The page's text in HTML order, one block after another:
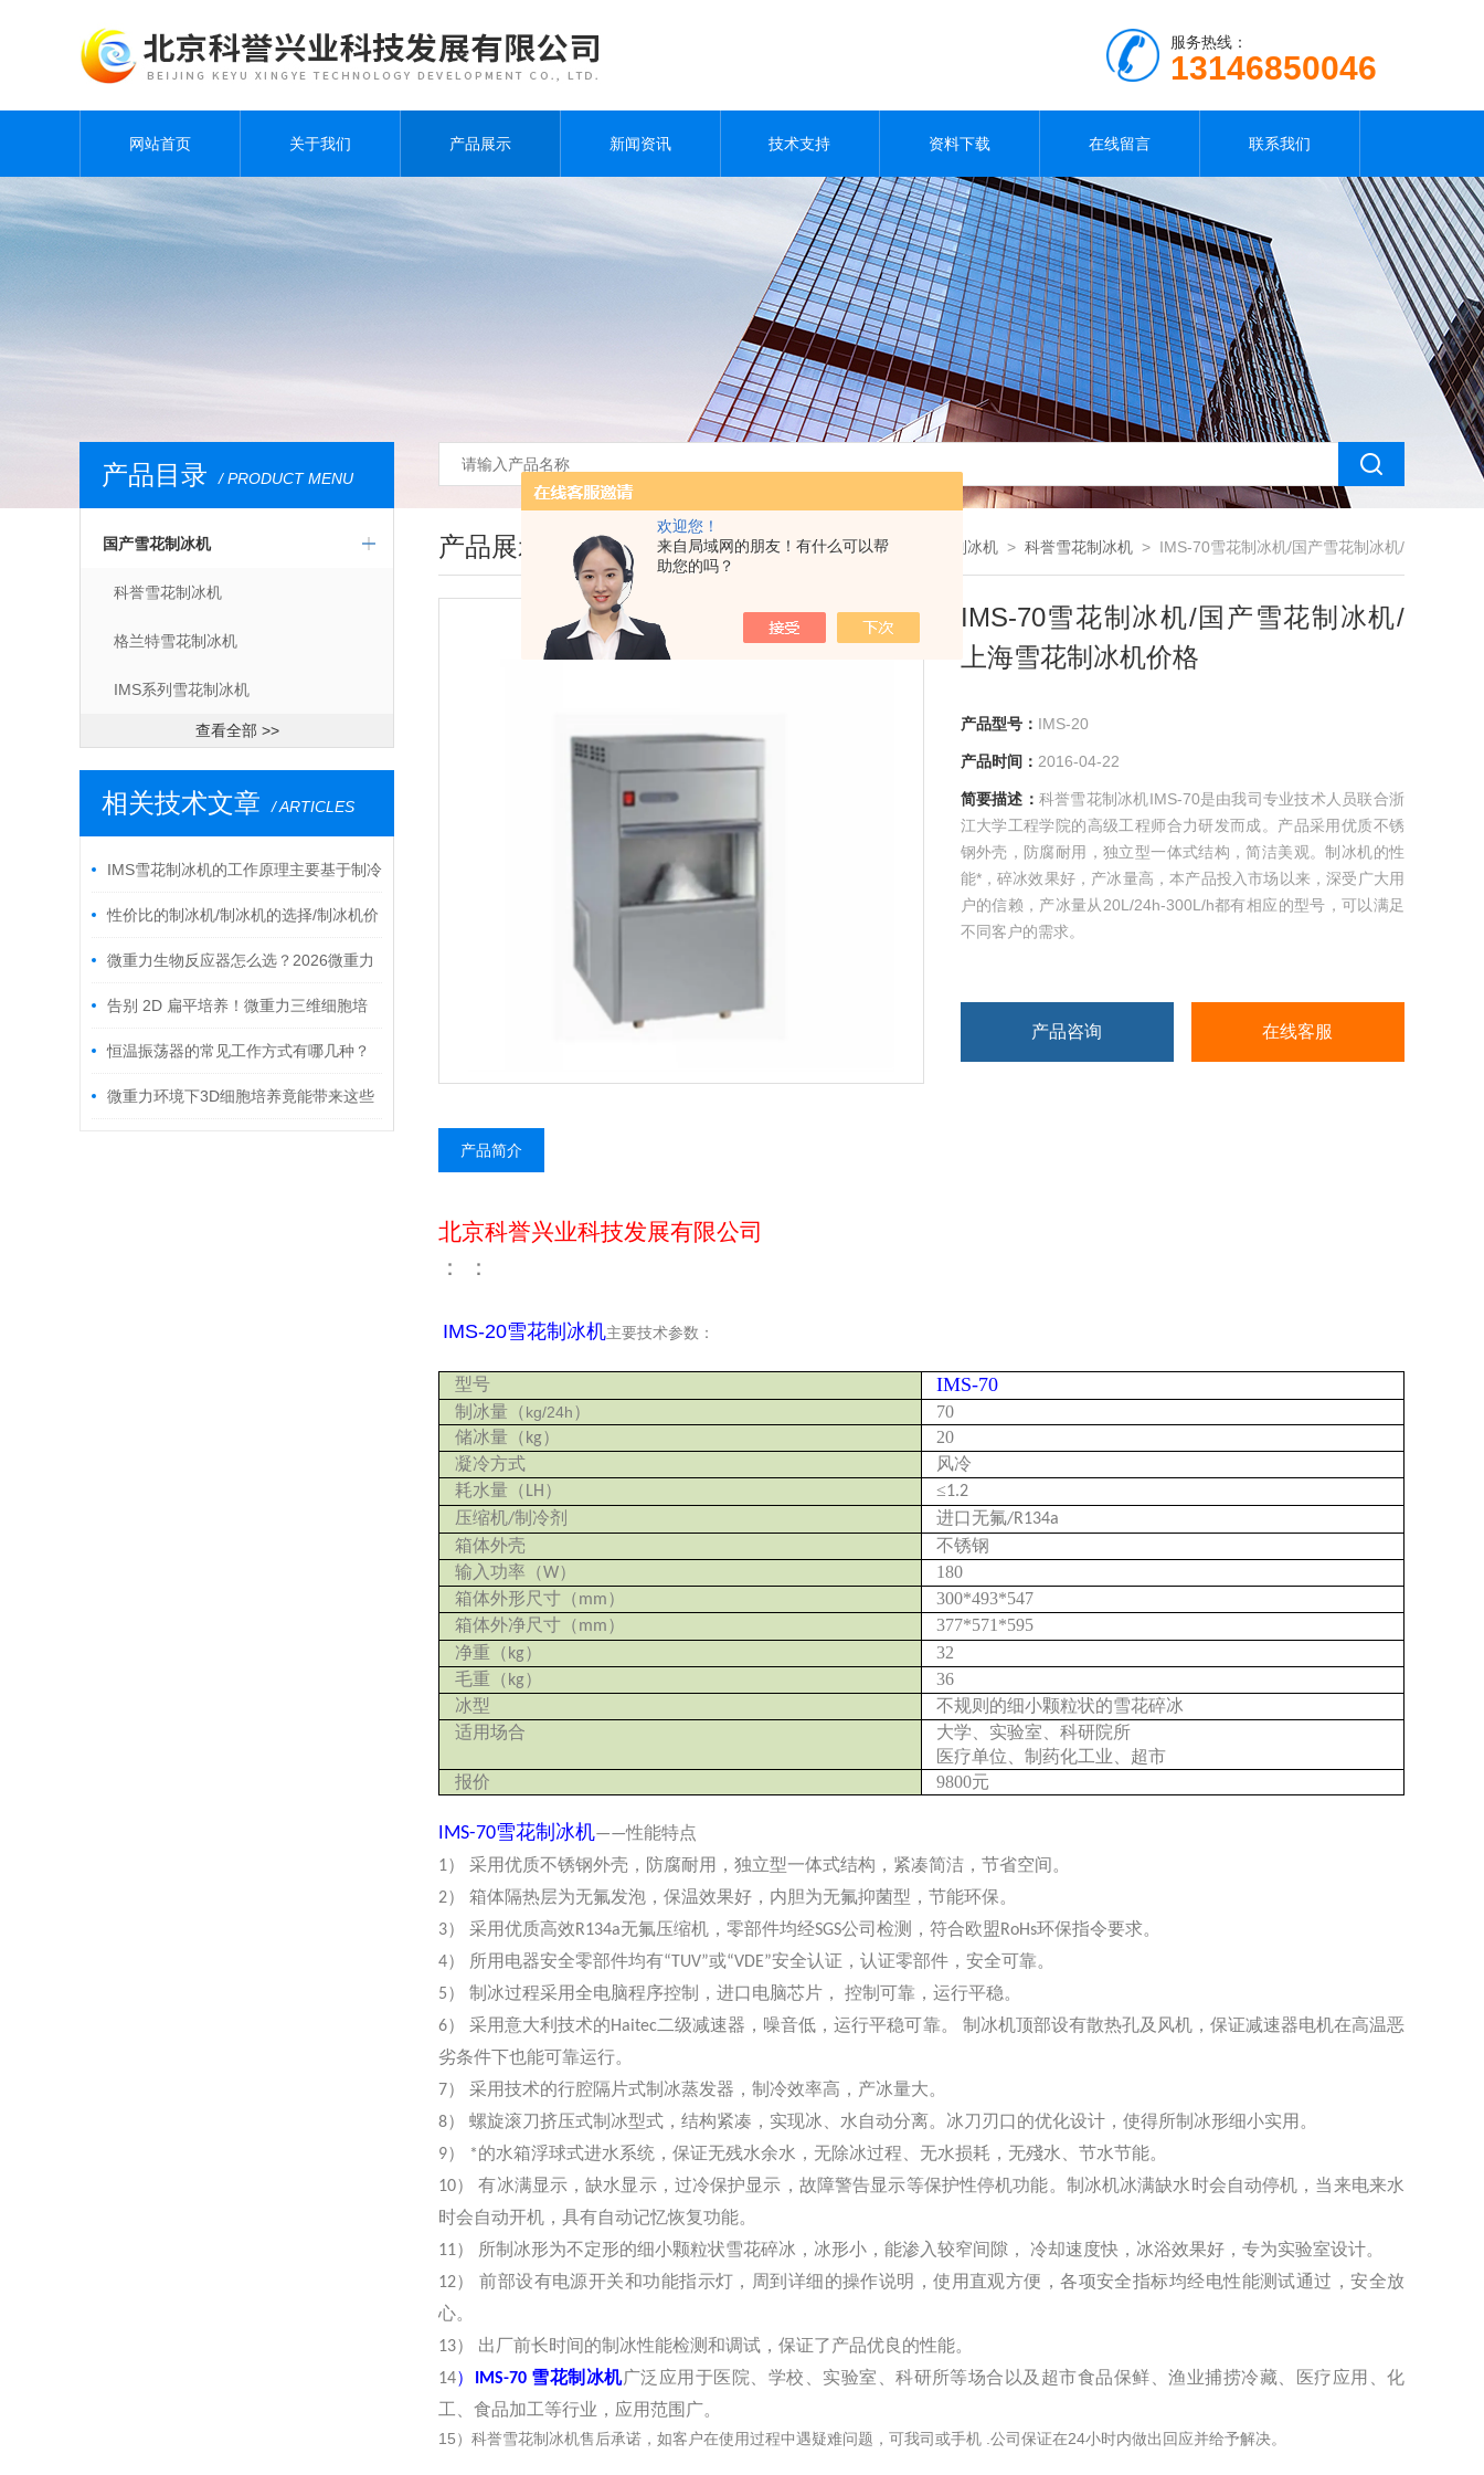
欢迎您！
来自局域网的朋友！有什么可以帮
助您的吗？
服务热线：
13146850046
网站首页 关于我们 产品展示 新闻资讯 技术支持 资料下载 在线留言 联系我们
产品目录 / PRODUCT MENU
国产雪花制冰机
科誉雪花制冰机
格兰特雪花制冰机
IMS系列雪花制冰机
查看全部 >>
相关技术文章 / ARTICLES
IMS雪花制冰机的工作原理主要基于制冷
循环性价比的制冰机/制冰机的选择/制冰机价
格/雪花制冰机
微重力生物反应器怎么选？2026微重力
生物反应器采购避坑指南与生产厂家优选
名录
告别 2D 扁平培养！微重力三维细胞培
养系统，让实验更贴近体内真相
恒温振荡器的常见工作方式有哪几种？
微重力环境下3D细胞培养竟能带来这些
产品展示 您现在的位置：首页>产品展示> 国产雪花制冰机 > 科誉雪花制冰机 > IMS-70雪花制冰机/国产雪花制冰机/
上海雪花制冰机价格
IMS-70雪花制冰机/国产雪花制冰机/
上海雪花制冰机价格
产品型号： IMS-20
产品时间： 2016-04-22
简要描述： 科誉雪花制冰机IMS-70是由我司专业技术人员联合浙
江大学工程学院的高级工程师合力研发而成。产品采用优质不锈
钢外壳，防腐耐用，独立型一体式结构，简洁美观。制冰机的性
能*，碎冰效果好，产冰量高，本产品投入市场以来，深受广大用
户的信赖，产冰量从20L/24h-300L/h都有相应的型号，可以满足
不同客户的需求。
产品咨询 在线客服
产品简介
北京科誉兴业科技发展有限公司
：
：
IMS-20雪花制冰机主要技术参数：
型号 IMS-70
制冰量（kg/24h）
70
储冰量（ kg）
20
凝冷方式
风冷
耗水量（ LH ） ≤1.2
压缩机/制冷剂 进口无氟/R134a
箱体外壳
不锈钢
输入功率 （W）
180
箱体外形尺寸（mm）
300*493*547
箱体外净尺寸（mm）
377*571*595
净重 （ kg）
32
毛重 （ kg）
36
冰型
不规则的细小颗粒状的雪花碎冰
适用场合
大学、实验室、科研院所
医疗单位、制药化工业、超市
报价
9800元
IMS-70雪花制冰机——性能特点
1） 采用优质不锈钢外壳，防腐耐用，独立型一体式结构，紧凑简洁，节省空间。
2） 箱体隔热层为无氟发泡，保温效果好，内胆为无氟抑菌型，节能环保。
3） 采用优质高效R134a无氟压缩机，零部件均经SGS公司检测，符合欧盟RoHs环保指令要求。
4） 所用电器安全零部件均有“TUV”或“VDE”安全认证，认证零部件，安全可靠。
5） 制冰过程采用全电脑程序控制，进口电脑芯片， 控制可靠，运行平稳。
6） 采用意大利技术的Haitec二级减速器，噪音低，运行平稳可靠。 制冰机顶部设有散热孔及风机，保证减速器电机在高温恶
劣条件下也能可靠运行。
7） 采用技术的行腔隔片式制冰蒸发器，制冷效率高，产冰量大。
8） 螺旋滚刀挤压式制冰型式，结构紧凑，实现冰、水自动分离。冰刀刃口的优化设计，使得所制冰形细小实用。
9） *的水箱浮球式进水系统，保证无残水余水，无除冰过程、无水损耗，无殘水、节水节能。
10） 有冰满显示，缺水显示，过冷保护显示，故障警告显示等保护性停机功能。制冰机冰满缺水时会自动停机，当来电来水
时会自动开机，具有自动记忆恢复功能。
11） 所制冰形为不定形的细小颗粒状雪花碎冰，冰形小，能渗入较窄间隙， 冷却速度快，冰浴效果好，专为实验室设计。
12） 前部设有电源开关和功能指示灯，周到详细的操作说明，使用直观方便，各项安全指标均经电性能测试通过，安全放
心。
13） 出厂前长时间的制冰性能检测和调试，保证了产品优良的性能。
14） IMS-70 雪花制冰机广泛应用于医院、学校、实验室、科研所等场合以及超市食品保鲜、渔业捕捞冷藏、医疗应用、化
工、食品加工等行业，应用范围广。
15 ）科誉雪花制冰机售后承诺，如客户在使用过程中遇疑难问题，可我司 或手机 .公司保证在24小时内做出回应并给予解决。